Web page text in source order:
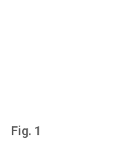
Fig. 1